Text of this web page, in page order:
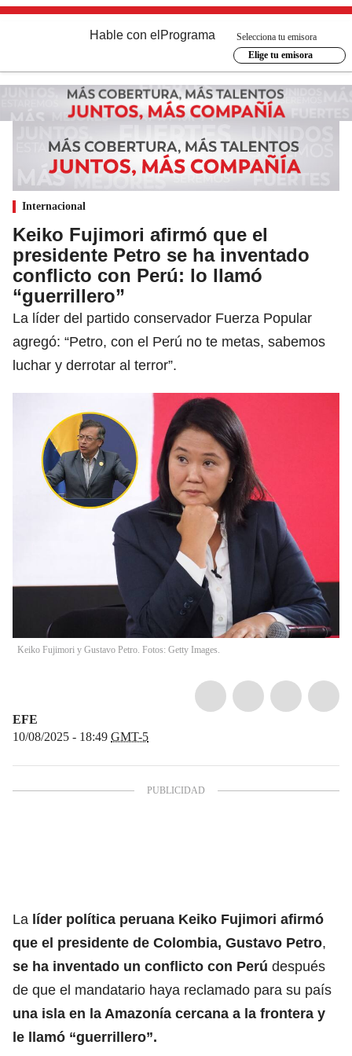
Hable con el Programa
Selecciona tu emisora
Elige tu emisora
Internacional
Keiko Fujimori afirmó que el
presidente Petro se ha inventado
conflicto con Perú: lo llamó
“guerrillero”
La líder del partido conservador Fuerza Popular
agregó: “Petro, con el Perú no te metas, sabemos
luchar y derrotar al terror”.
Keiko Fujimori y Gustavo Petro. Fotos: Getty Images.
EFE
10/08/2025 - 18:49 GMT-5
La líder política peruana Keiko Fujimori afirmó
que el presidente de Colombia, Gustavo Petro,
se ha inventado un conflicto con Perú después
de que el mandatario haya reclamado para su país
una isla en la Amazonía cercana a la frontera y
le llamó “guerrillero”.